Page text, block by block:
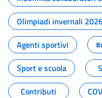
Olimpiadi invernali
Agenti sportivi
Sport e scuola
Contributi